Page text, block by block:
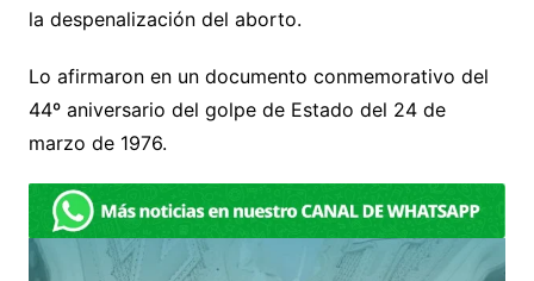
la despenalización del aborto.
Lo afirmaron en un documento conmemorativo del
44º aniversario del golpe de Estado del 24 de
marzo de 1976.